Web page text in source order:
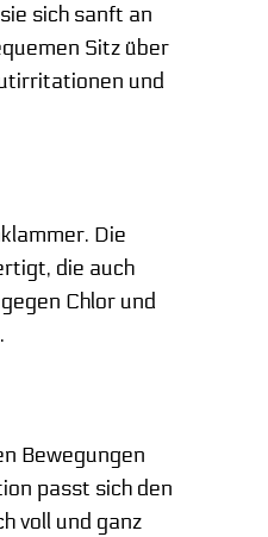
sich sanft an
Sitz über
und
Die
die auch
Chlor und
Bewegungen
passt sich den
voll und ganz